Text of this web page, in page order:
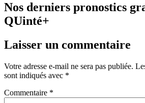
Nos derniers pronostics
QUinté+
Laisser un commentaire
Votre adresse e-mail ne sera pas publiée.
sont indiqués avec *
Commentaire *